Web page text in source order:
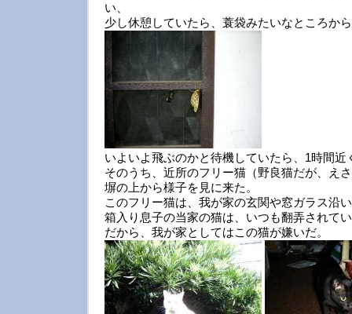
い、
少し休憩していたら、蓑袋みたいなところか
いよいよ飛ぶのかと待機していたら、1時間近
そのうち、近所のフリー猫（野良猫だが、え
塀の上から様子を見に来た。
このフリー猫は、我が家の玄関や窓ガラス沿
箱入り息子の当家の猫は、いつも翻弄されて
だから、我が家としてはこの猫が嫌いだ。